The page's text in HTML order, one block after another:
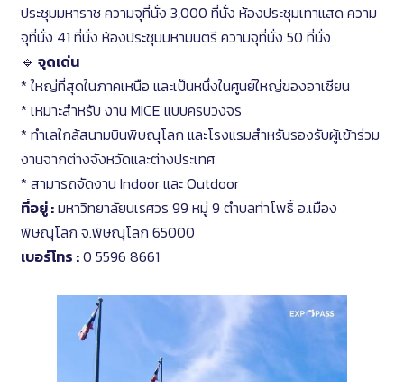
ประชุมมหาราช ความจุที่นั่ง 3,000 ที่นั่ง ห้องประชุมเทาแสด ความ
จุที่นั่ง 41 ที่นั่ง ห้องประชุมมหามนตรี ความจุที่นั่ง 50 ที่นั่ง
🔹 จุดเด่น
* ใหญ่ที่สุดในภาคเหนือ และเป็นหนึ่งในศูนย์ใหญ่ของอาเซียน
* เหมาะสำหรับ งาน MICE แบบครบวงจร
* ทำเลใกล้สนามบินพิษณุโลก และโรงแรมสำหรับรองรับผู้เข้าร่วม
งานจากต่างจังหวัดและต่างประเทศ
* สามารถจัดงาน Indoor และ Outdoor
ที่อยู่ :มหาวิทยาลัยนเรศวร 99 หมู่ 9 ตำบลท่าโพธิ์ อ.เมือง
พิษณุโลก จ.พิษณุโลก 65000
เบอร์โทร :0 5596 8661